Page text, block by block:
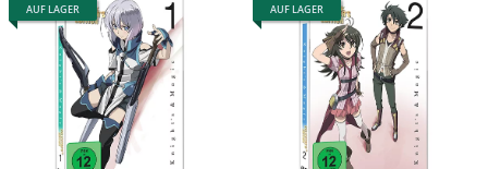
AUF LAGER AUF LAGER